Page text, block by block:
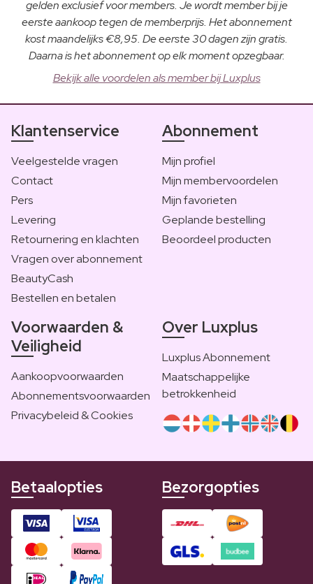
gelden exclusief voor members. Je wordt member bij je
eerste aankoop tegen de memberprijs. Het abonnement
kost maandelijks €8,95. De eerste 30 dagen zijn gratis.
Daarna is het abonnement op elk moment opzegbaar.
Bekijk alle voordelen als member bij Luxplus
Klantenservice
Veelgestelde vragen
Contact
Pers
Levering
Retournering en klachten
Vragen over abonnement
BeautyCash
Bestellen en betalen
Abonnement
Mijn profiel
Mijn membervoordelen
Mijn favorieten
Geplande bestelling
Beoordeel producten
Voorwaarden &
Veiligheid
Aankoopvoorwaarden
Abonnementsvoorwaarden
Privacybeleid & Cookies
Over Luxplus
Luxplus Abonnement
Maatschappelijke
betrokkenheid
Betaalopties Bezorgopties